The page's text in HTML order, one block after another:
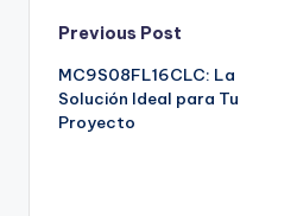
Post
navigation
Previous Post
MC9S08FL16CLC: La
Solución Ideal para Tu
Proyecto